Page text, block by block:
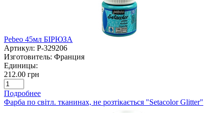
Pebeo 45мл БІРЮЗА
Артикул: P-329206
Изготовитель: Франция
Единицы:
212.00 грн
Подробнее
Фарба по світл. тканинах, не розтікається "Setacolor Glitter"